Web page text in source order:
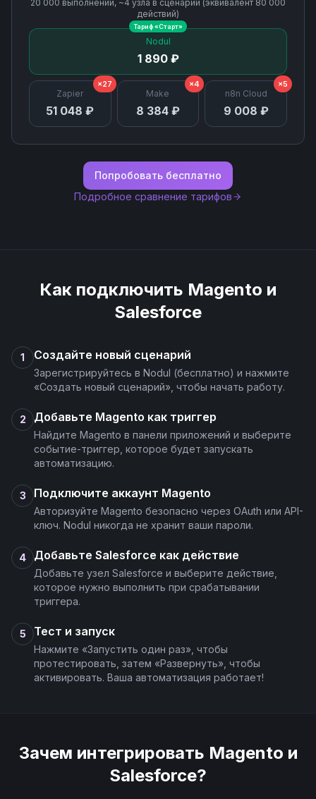
20 000 выполнений, ~4 узла в сценарии (эквивалент 80 000
действий)
Nodul
1 890 ₽
Тариф «Старт»
Zapier
51 048 ₽
×27
Make
8 384 ₽
×4
n8n Cloud
9 008 ₽
×5
Попробовать бесплатно
Подробное сравнение тарифов
Как подключить Magento и
Salesforce
1 Создайте новый сценарий
Зарегистрируйтесь в Nodul (бесплатно) и нажмите
«Создать новый сценарий», чтобы начать работу.
2 Добавьте Magento как триггер
Найдите Magento в панели приложений и выберите
событие-триггер, которое будет запускать
автоматизацию.
3 Подключите аккаунт Magento
Авторизуйте Magento безопасно через OAuth или API-
ключ. Nodul никогда не хранит ваши пароли.
4 Добавьте Salesforce как действие
Добавьте узел Salesforce и выберите действие,
которое нужно выполнить при срабатывании
триггера.
5 Тест и запуск
Нажмите «Запустить один раз», чтобы
протестировать, затем «Развернуть», чтобы
активировать. Ваша автоматизация работает!
Зачем интегрировать Magento и
Salesforce?